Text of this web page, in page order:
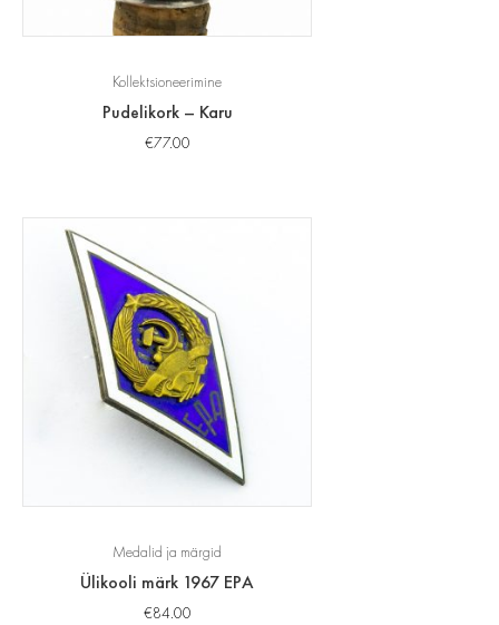
Kollektsioneerimine
Pudelikork – Karu
€77.00
Medalid ja märgid
Ülikooli märk 1967 EPA
€84.00